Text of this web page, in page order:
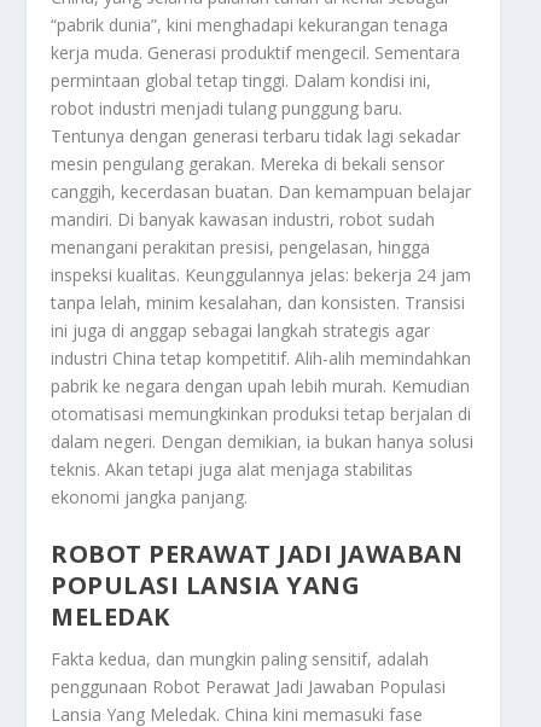
“pabrik dunia”, kini menghadapi kekurangan tenaga
kerja muda. Generasi produktif mengecil. Sementara
permintaan global tetap tinggi. Dalam kondisi ini,
robot industri menjadi tulang punggung baru.
Tentunya dengan generasi terbaru tidak lagi sekadar
mesin pengulang gerakan. Mereka di bekali sensor
canggih, kecerdasan buatan. Dan kemampuan belajar
mandiri. Di banyak kawasan industri, robot sudah
menangani perakitan presisi, pengelasan, hingga
inspeksi kualitas. Keunggulannya jelas: bekerja 24 jam
tanpa lelah, minim kesalahan, dan konsisten. Transisi
ini juga di anggap sebagai langkah strategis agar
industri China tetap kompetitif. Alih-alih memindahkan
pabrik ke negara dengan upah lebih murah. Kemudian
otomatisasi memungkinkan produksi tetap berjalan di
dalam negeri. Dengan demikian, ia bukan hanya solusi
teknis. Akan tetapi juga alat menjaga stabilitas
ekonomi jangka panjang.
ROBOT PERAWAT JADI JAWABAN
POPULASI LANSIA YANG
MELEDAK
Fakta kedua, dan mungkin paling sensitif, adalah
penggunaan Robot Perawat Jadi Jawaban Populasi
Lansia Yang Meledak. China kini memasuki fase